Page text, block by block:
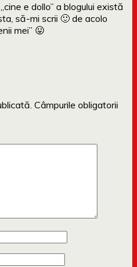
e dollo” a blogului există
să-mi scrii 🙂 de acolo
mei” 😛
Câmpurile obligatorii